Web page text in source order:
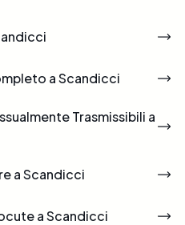
a Scandicci
Trasmissibili a
a Scandicci
a Scandicci